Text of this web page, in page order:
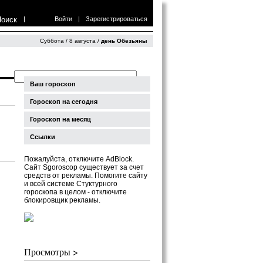
| Войти | Зарегистрироваться
Суббота / 8 августа / день Обезьяны
Ваш гороскоп
Гороскоп на сегодня
Гороскоп на месяц
Ссылки
Пожалуйста, отключите AdBlock.
Сайт Sgoroscop существует за счет
средств от рекламы. Помогите сайту
и всей системе Стуктурного
гороскопа в целом - отключите
блокировщик рекламы.
Просмотры >